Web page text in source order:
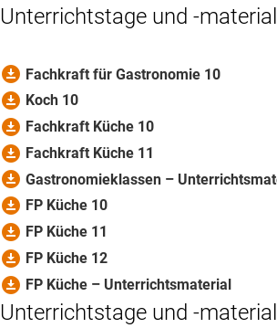
Unterrichtstage und -
download_for_offline Fachkraft für Gastronomie 10
download_for_offline Koch 10
download_for_offline Fachkraft Küche 10
download_for_offline Fachkraft Küche 11
download_for_offline Gastronomieklassen –
download_for_offline FP Küche 10
download_for_offline FP Küche 11
download_for_offline FP Küche 12
download_for_offline FP Küche – Unterrichtsmaterial
Unterrichtstage und -